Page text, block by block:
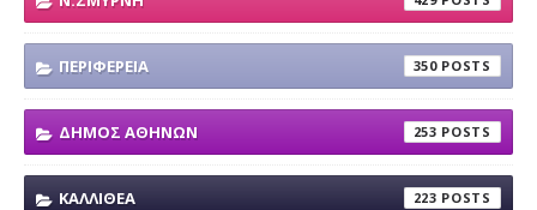
ΠΕΡΙΦΕΡΕΙΑ 350
ΔΗΜΟΣ ΑΘΗΝΩΝ 253
ΚΑΛΛΙΘΕΑ 223